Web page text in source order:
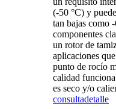
(-50 °C) y
tan bajas como
componentes
un rotor de
aplicaciones
punto de rocío
calidad
es seco y/o
consultadetalle